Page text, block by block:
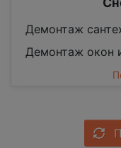
Демонтаж
Демонтаж окон